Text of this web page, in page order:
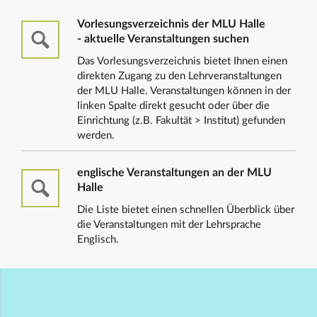
Vorlesungsverzeichnis der MLU Halle
- aktuelle Veranstaltungen suchen
Das Vorlesungsverzeichnis bietet Ihnen einen
direkten Zugang zu den Lehrveranstaltungen
der MLU Halle. Veranstaltungen können in der
linken Spalte direkt gesucht oder über die
Einrichtung (z.B. Fakultät > Institut) gefunden
werden.
englische Veranstaltungen an der MLU
Halle
Die Liste bietet einen schnellen Überblick über
die Veranstaltungen mit der Lehrsprache
Englisch.